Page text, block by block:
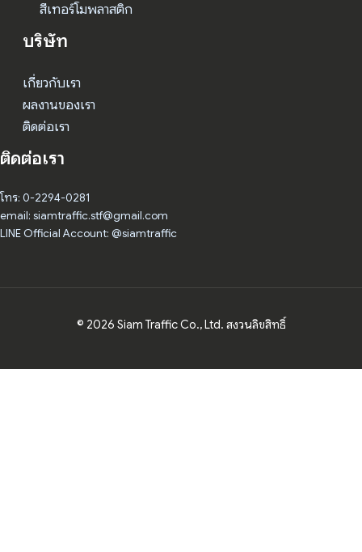
สีเทอร์โมพลาสติก
บริษัท
เกี่ยวกับเรา
ผลงานของเรา
ติดต่อเรา
ติดต่อเรา
โทร: 0-2294-0281
email: siamtraffic.stf@gmail.com
LINE Official Account: @siamtraffic
© 2026 Siam Traffic Co., Ltd. สงวนลิขสิทธิ์